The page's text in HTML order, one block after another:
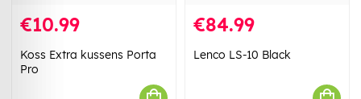
€10.99
Koss Extra kussens Porta
Pro
€84.99
Lenco LS-10 Black